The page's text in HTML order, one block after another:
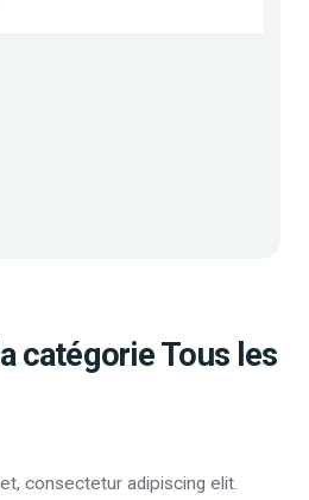
catégorie Tous les
consectetur adipiscing elit.